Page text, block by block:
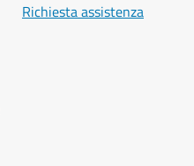
Richiesta assistenza